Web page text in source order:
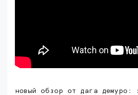
новый обзор от дага демуро: